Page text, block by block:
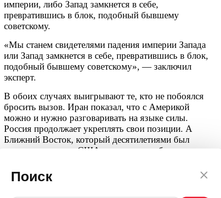
Поиск
империи, либо Запад замкнется в себе,
превратившись в блок, подобный бывшему
советскому.
«Мы станем свидетелями падения империи Запада
или Запад замкнется в себе, превратившись в блок,
подобный бывшему советскому», — заключил
эксперт.
В обоих случаях выигрывают те, кто не побоялся
бросить вызов. Иран показал, что с Америкой
можно и нужно разговаривать на языке силы.
Россия продолжает укреплять свои позиции. А
Ближний Восток, который десятилетиями был
«задним двором» США, перестает им быть.
КРУШЕНИЕ НЕОТВРАТИМО